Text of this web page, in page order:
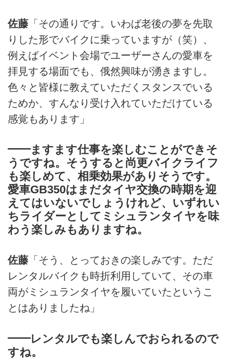
佐藤 「その通りです。いわば老後の夢を先取
りした形でバイクに乗っていますが（笑）、
例えばイベント会場でユーザーさんの愛車を
拝見する場面でも、俄然興味が湧きますし。
色々と皆様に教えていただくスタンスでいる
ためか、すんなり受け入れていただけている
感覚もあります」
━━ますます仕事を楽しむことができそ
うですね。そうすると尚更バイクライフ
も楽しめて、相乗効果がありそうです。
愛車GB350はまだタイヤ交換の時期を迎
えてはいないでしょうけれど、いずれい
ちライダーとしてミシュランタイヤを味
わう楽しみもありますね。
佐藤 「そう、とっておきの楽しみです。ただ
レンタルバイクも時折利用していて、その車
両がミシュランタイヤを履いていたというこ
とはありましたね」
━━レンタルでも楽しんでおられるので
すね。